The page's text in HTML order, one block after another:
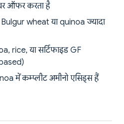
ऑफर करता है
Bulgur wheat या quinoa ज्यादा
rice, या सर्टिफाइड GF
में कम्प्लीट अमीनो एसिड्स हैं